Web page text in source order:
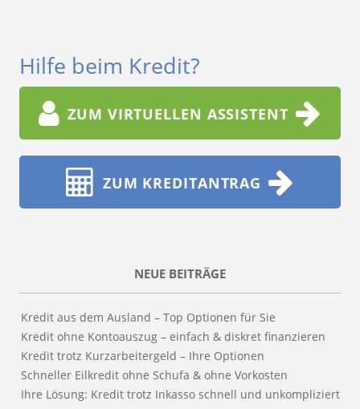
Hilfe beim Kredit?
ZUM VIRTUELLEN ASSISTENT
ZUM KREDITANTRAG
NEUE BEITRÄGE
Kredit aus dem Ausland – Top Optionen für Sie
Kredit ohne Kontoauszug – einfach & diskret finanzieren
Kredit trotz Kurzarbeitergeld – Ihre Optionen
Schneller Eilkredit ohne Schufa & ohne Vorkosten
Ihre Lösung: Kredit trotz Inkasso schnell und unkompliziert